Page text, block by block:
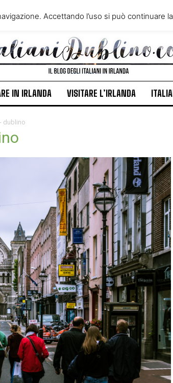
VIVERE IN IRLANDA
ITALIANI IN IRLANDA
IN IRLANDA VISITARE L’IRLANDA
dublino
Accettando l’uso si può continuare